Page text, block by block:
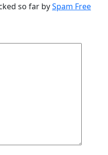
so far bySpam Free